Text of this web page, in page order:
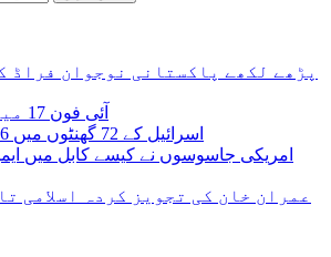
پڑھے لکھے پاکستانی نوجوان فراڈ
آئی فون 17 میں نیا کیا ہے
اسرائیل کے 72 گھنٹوں میں 6 ممالک پر حملے
امریکی جاسوسوں نے کیسے کابل میں
عمران خان کی تجویز کردہ اسلامی